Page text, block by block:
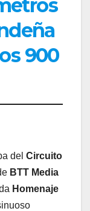
900
del Circuito
BTT Media
Homenaje